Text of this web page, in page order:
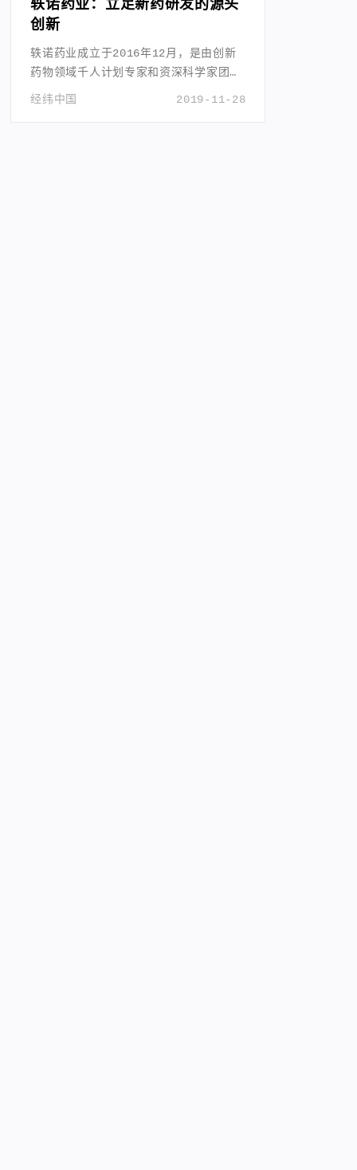
轶诺药业：立足新药研发的源头
创新
轶诺药业成立于2016年12月，是由创新
药物领域千人计划专家和资深科学家团队
共同创办新药研发初创企业。
2019-11-28
经纬中国